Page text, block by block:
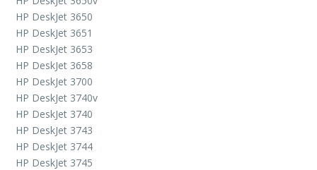
HP DeskJet 3650
HP DeskJet 3651
HP DeskJet 3653
HP DeskJet 3658
HP DeskJet 3700
HP DeskJet 3740v
HP DeskJet 3740
HP DeskJet 3743
HP DeskJet 3744
HP DeskJet 3745